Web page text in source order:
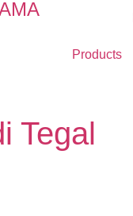
Products
Tegal